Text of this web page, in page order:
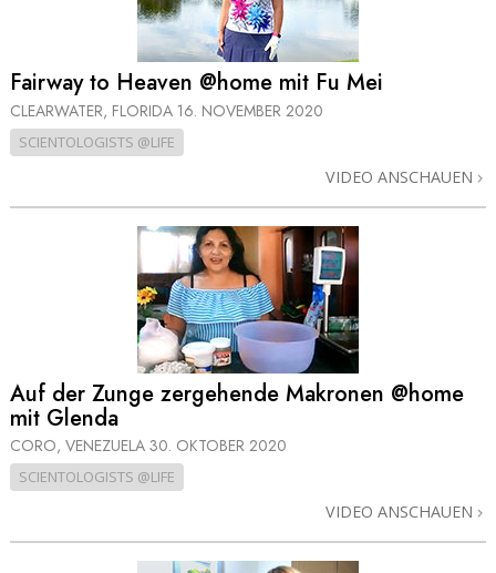
Fairway to Heaven @home mit Fu Mei
CLEARWATER, FLORIDA 16. NOVEMBER 2020
SCIENTOLOGISTS @LIFE
VIDEO ANSCHAUEN
Auf der Zunge zergehende Makronen @home
mit Glenda
CORO, VENEZUELA 30. OKTOBER 2020
SCIENTOLOGISTS @LIFE
VIDEO ANSCHAUEN